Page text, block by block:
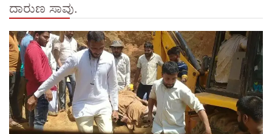
ದಾರುಣ ಸಾವು.